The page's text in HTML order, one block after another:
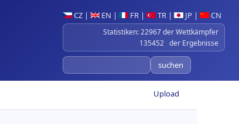
CZ | EN | FR | TR | JP | CN
Statistiken: 22967 der Wettkämpfer
135452 der Ergebnisse
Upload